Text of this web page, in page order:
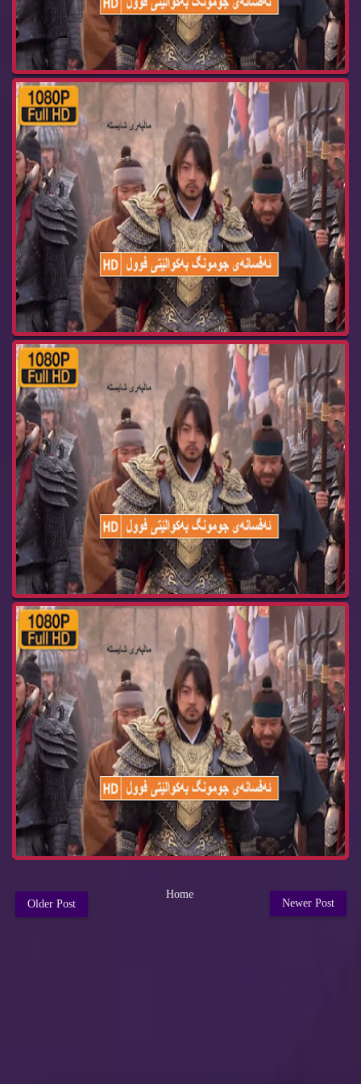
زنجیره‌ درامای ئه‌فسانه‌ی جومونگ ئه‌ڵقه‌ی jumon...
زنجیره‌ درامای ئه‌فسانه‌ی جومونگ ئه‌ڵقه‌ی jumon...
زنجیره‌ درامای ئه‌فسانه‌ی جومونگ ئه‌ڵقه‌ی jumon...
Newer Post
Older Post
Home